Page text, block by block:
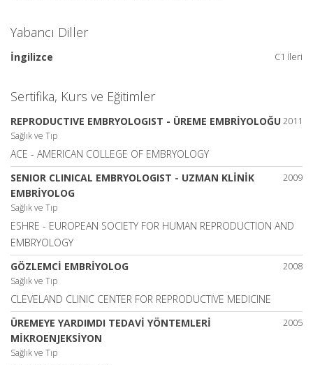
Yabancı Diller
C1 İleri
İngilizce
Sertifika, Kurs ve Eğitimler
2011
REPRODUCTIVE EMBRYOLOGIST - ÜREME EMBRİYOLOĞU
Sağlık ve Tıp
ACE - AMERICAN COLLEGE OF EMBRYOLOGY
2009
SENIOR CLINICAL EMBRYOLOGIST - UZMAN KLİNİK
EMBRİYOLOG
Sağlık ve Tıp
ESHRE - EUROPEAN SOCIETY FOR HUMAN REPRODUCTION AND
EMBRYOLOGY
2008
GÖZLEMCİ EMBRİYOLOG
Sağlık ve Tıp
CLEVELAND CLINIC CENTER FOR REPRODUCTIVE MEDICINE
2005
ÜREMEYE YARDIMDI TEDAVİ YÖNTEMLERİ
MİKROENJEKSİYON
Sağlık ve Tıp